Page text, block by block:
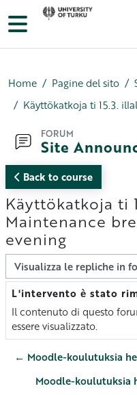
Vai al contenuto principale
Pannello laterale
Home Pagine del sito
FORUM
Site
Back to course
Käyttökatkoja ti
Maintenance
evening
Modalità visualizzazione
L'intervento è stato
Numero di risposte: 0
Il contenuto di questo
essere visualizzato.
← Moodle-koulutuksia
Moodle-koulutuksia